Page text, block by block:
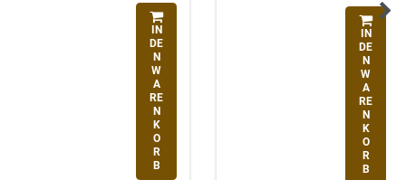
IN
DE
N
W
A
RE
N
K
O
R
B
IN
DE
N
W
A
RE
N
K
O
R
B